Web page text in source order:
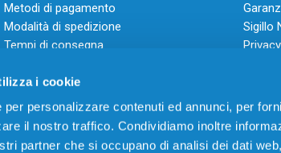
i cookie
personalizzare contenuti ed annunci, per
il nostro traffico. Condividiamo inoltre
partner che si occupano di analisi dei dati
Metodi di pagamento
Modalità di spedizione
Tempi di consegna
Sigillo